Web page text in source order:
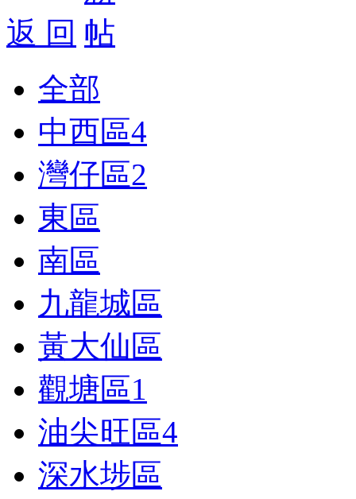
返 回
全部
中西區4
灣仔區2
東區
南區
九龍城區
黃大仙區
觀塘區1
油尖旺區4
深水埗區